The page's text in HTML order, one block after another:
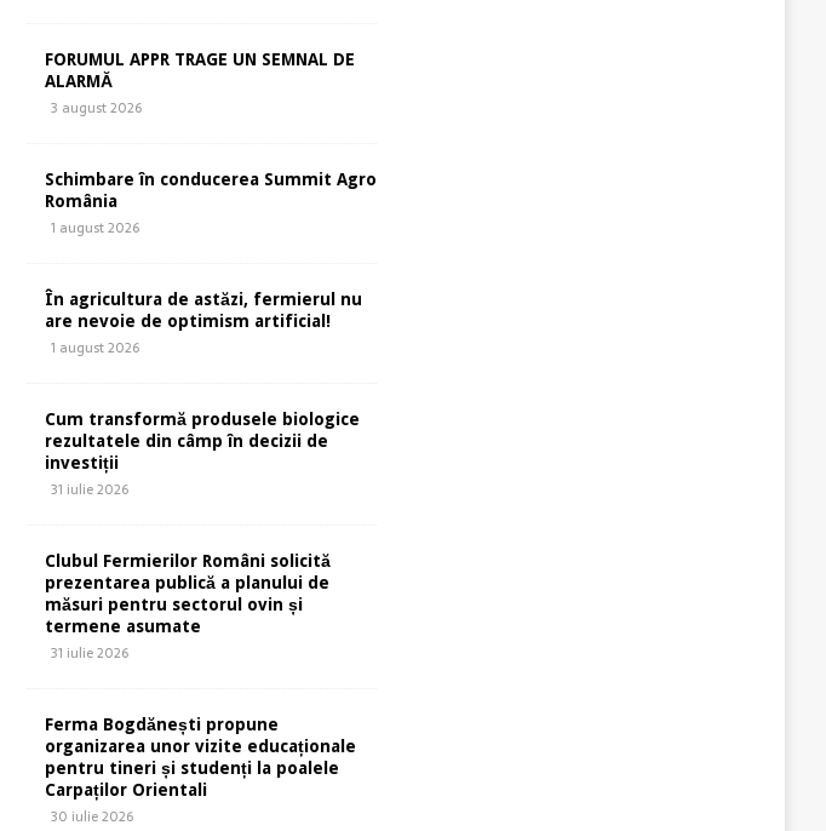
FORUMUL APPR TRAGE UN SEMNAL DE
ALARMĂ
3 august 2026
Schimbare în conducerea Summit Agro
România
1 august 2026
În agricultura de astăzi, fermierul nu
are nevoie de optimism artificial!
1 august 2026
Cum transformă produsele biologice
rezultatele din câmp în decizii de
investiții
31 iulie 2026
Clubul Fermierilor Români solicită
prezentarea publică a planului de
măsuri pentru sectorul ovin și
termene asumate
31 iulie 2026
Ferma Bogdănești propune
organizarea unor vizite educaționale
pentru tineri și studenți la poalele
Carpaților Orientali
30 iulie 2026